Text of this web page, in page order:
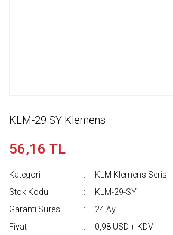
KLM-29 SY Klemens
56,16 TL
Kategori
KLM Klemens Serisi
Stok Kodu
KLM-29-SY
Garanti Süresi
24 Ay
Fiyat
0,98 USD + KDV